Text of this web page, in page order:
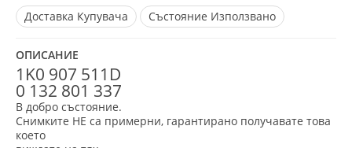
Доставка Купувача Състояние Използвано
ОПИСАНИЕ
1K0 907 511D
0 132 801 337
В добро състояние.
Снимките НЕ са примерни, гарантирано получавате това
което